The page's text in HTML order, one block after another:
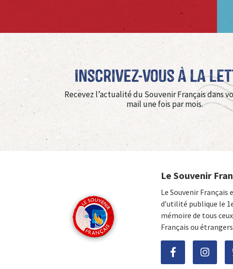
Inscrivez-vous à La
Recevez l’actualité du Souvenir Français dans
mail une fois par mois.
Le Souvenir
Le Souvenir Français
d’utilité publique le
mémoire de tous
Français ou